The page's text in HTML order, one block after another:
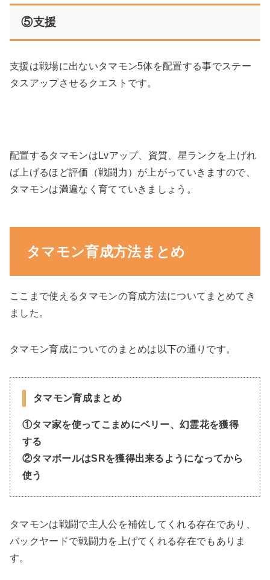
⑤支援
支援は戦場に出ないタマモン5体を配置する事でステー
タスアップさせるクエストです。
配置するタマモンはLvアップ、資質、星ランクを上げれ
ば上げるほど評価（戦闘力）が上がっていきますので、
タマモンは満遍なく育てていきましょう。
タマモン育成方法まとめ
ここまで使えるタマモンの育成方法についてまとめてき
ました。
タマモン育成についてのまとめは以下の通りです。
タマモン育成まとめ
①タマ家を使ってこまめにベリー、幻霊花を獲得
する
②タマボールはSRを獲得出来るようになってから
使う
タマモンは戦闘で主人公を補佐してくれる存在であり、
バックヤードで戦闘力を上げてくれる存在でもありま
す。